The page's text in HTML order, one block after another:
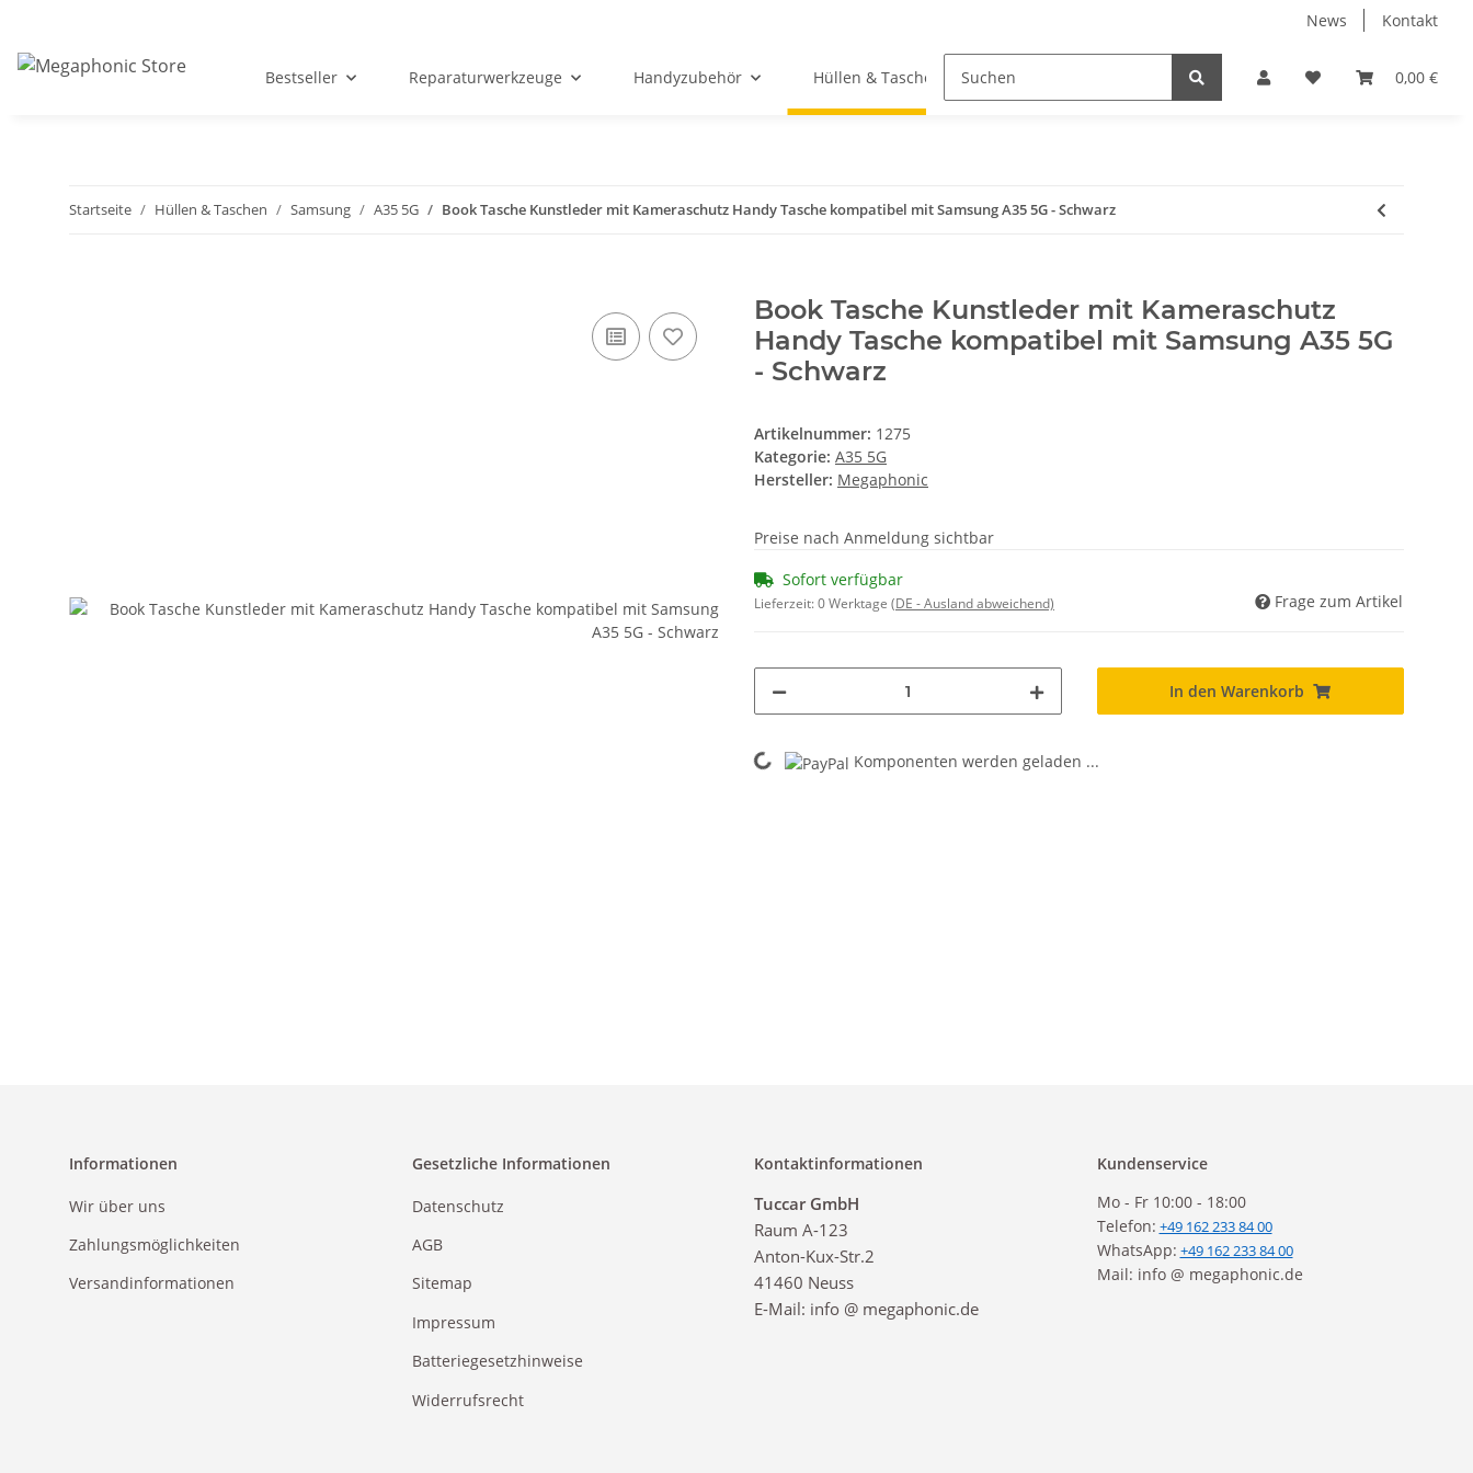
News Kontakt
0,00 €
Bestseller Reparaturwerkzeuge Handyzubehör Hüllen & Taschen Displayschutzfolien Elektronische Geräte
Startseite Hüllen & Taschen Samsung A35 5G Book Tasche Kunstleder mit Kameraschutz Handy Tasche kompatibel mit Samsung A35 5G - Schwarz
Book Tasche Kunstleder mit Kameraschutz
Handy Tasche kompatibel mit Samsung A35 5G
- Schwarz
Artikelnummer: 1275
Kategorie: A35 5G
Hersteller: Megaphonic
Preise nach Anmeldung sichtbar
Sofort verfügbar
Lieferzeit:0 Werktage (DE - Ausland abweichend) Frage zum Artikel
In den Warenkorb
Loading... Komponenten werden geladen ...
Informationen
Wir über uns
Zahlungsmöglichkeiten
Versandinformationen
Gesetzliche Informationen
Datenschutz
AGB
Sitemap
Impressum
Batteriegesetzhinweise
Widerrufsrecht
Kontaktinformationen
Tuccar GmbH
Raum A-123
Anton-Kux-Str.2
41460 Neuss
E-Mail: info @ megaphonic.de
Kundenservice
Mo - Fr 10:00 - 18:00
Telefon: +49 162 233 84 00
WhatsApp: +49 162 233 84 00
Mail: info @ megaphonic.de